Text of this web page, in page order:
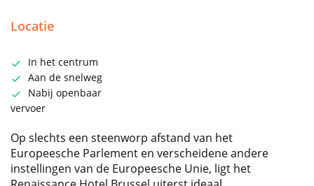
Locatie
In het centrum
Aan de snelweg
Nabij openbaar
vervoer
Op slechts een steenworp afstand van het
Europeesche Parlement en verscheidene andere
instellingen van de Europeesche Unie, ligt het